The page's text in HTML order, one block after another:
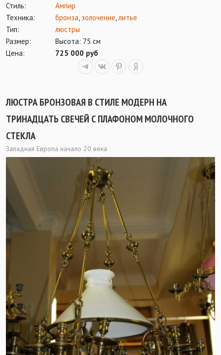
Стиль:
Ампир
Техника:
бронза золочение литье
Тип:
люстры
Размер:
Высота: 75 см
Цена:
725 000 руб
ЛЮСТРА БРОНЗОВАЯ В СТИЛЕ МОДЕРН НА
ТРИНАДЦАТЬ СВЕЧЕЙ С ПЛАФОНОМ МОЛОЧНОГО
СТЕКЛА
Западная Европа начало 20 века